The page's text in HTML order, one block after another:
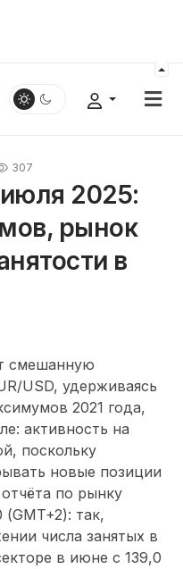
307
2025:
рынок
в
смешанную
USD, удерживаясь
2021 года,
активность на
поскольку
новые позиции
по рынку
так,
числа занятых в
в июне с 139,0